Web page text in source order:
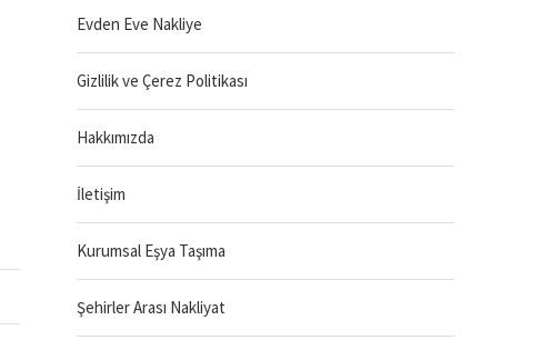
Evden Eve Nakliye
Gizlilik ve Çerez Politikası
Hakkımızda
İletişim
Kurumsal Eşya Taşıma
Şehirler Arası Nakliyat